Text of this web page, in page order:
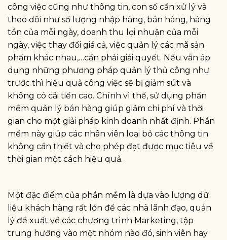
công việc cũng như thông tin, con số cần xử lý và
theo dõi như số lượng nhập hàng, bán hàng, hàng
tồn của mỗi ngày, doanh thu lợi nhuận của mỗi
ngày, việc thay đổi giá cả, việc quản lý các mã sản
phẩm khác nhau,…cần phải giải quyết. Nếu vẫn áp
dụng những phương pháp quản lý thủ công như
trước thì hiệu quả công việc sẽ bị giảm sút và
không có cải tiến cao. Chính vì thế, sử dụng phần
mềm quản lý bán hàng giúp giảm chi phí và thời
gian cho một giải pháp kinh doanh nhất định. Phần
mềm này giúp các nhân viên loại bỏ các thông tin
không cần thiết và cho phép đạt được mục tiêu về
thời gian một cách hiệu quả.
Một đặc điểm của phần mềm là dựa vào lượng dữ
liệu khách hàng rất lớn để các nhà lãnh đạo, quản
lý đề xuất về các chương trình Marketing, tập
trung hướng vào một nhóm nào đó, sinh viên hay